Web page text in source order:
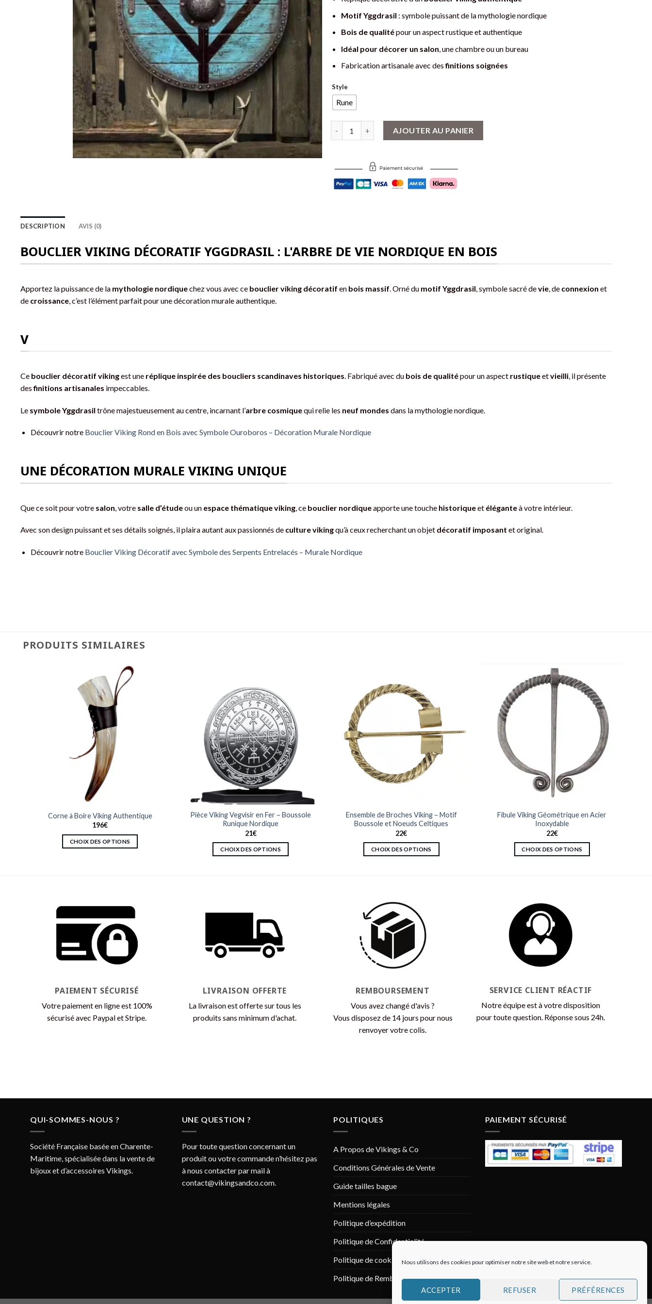
Nous utilisons des cookies pour optimiser notre site web et notre service.
ACCEPTER REFUSER PRÉFÉRENCES
Motif Yggdrasil : symbole puissant de la mythologie nordique
Bois de qualitépour un aspect rustique et authentique
Idéal pour décorer un salon , une chambre ou un bureau
Fabrication artisanale avec desfinitions soignées
Style
Rune
AJOUTER AU PANIER
DESCRIPTION AVIS (0)
BOUCLIER VIKING DÉCORATIF YGGDRASIL : L'ARBRE DE VIE NORDIQUE EN BOIS
Apportez la puissance de la mythologie nordiquechez vous avec ce bouclier viking décoratif en bois massif . Orné du motif Yggdrasil , symbole sacré devie , de connexion et
de croissance , c’est l’élément parfait pour une décoration murale authentique.
V
Ce bouclier décoratif vikingest une réplique inspirée des boucliers scandinaves historiques. Fabriqué avec du bois de qualitépour un aspect rustiqueetvieilli, il présente
desfinitions artisanales impeccables.
Le symbole Yggdrasil trône majestueusement au centre, incarnant l’arbre cosmiquequi relie les neuf mondes dans la mythologie nordique.
Découvrir notre Bouclier Viking Rond en Bois avec Symbole Ouroboros – Décoration Murale Nordique
UNE DÉCORATION MURALE VIKING UNIQUE
Que ce soit pour votre salon , votre salle d’étudeou un espace thématique viking , ce bouclier nordiqueapporte une touche historiqueet éléganteà votre intérieur.
Avec son design puissant et ses détails soignés, il plaira autant aux passionnés de culture vikingqu’à ceux recherchant un objet décoratif imposant et original.
Découvrir notre Bouclier Viking Décoratif avec Symbole des Serpents Entrelacés – Murale Nordique
PRODUITS SIMILAIRES
Corne à Boire Viking Authentique
196€
CHOIX DES OPTIONS
options
peuvent
être
choisies
sur
page
produit
Pièce Viking Vegvisir en Fer – Boussole
Runique Nordique
21€
CHOIX DES OPTIONS
options
peuvent
être
page
du
produit
Ensemble de Broches Viking – Motif
Boussole et Noeuds Celtiques
22€
CHOIX DES OPTIONS
variations.
Les
options
peuvent
être
choisies
page
du
produit
Fibule Viking Géométrique en Acier
Inoxydable
22€
CHOIX DES OPTIONS
variations.
Les
options
peuvent
être
choisies
page
du
produit
PAIEMENT SÉCURISÉ
Votre paiement en ligne est 100%
sécurisé avec Paypal et Stripe.
LIVRAISON OFFERTE
La livraison est offerte sur tous les
produits sans minimum d'achat.
REMBOURSEMENT
Vous avez changé d'avis ?
Vous disposez de 14 jours pour nous
renvoyer votre colis.
SERVICE CLIENT RÉACTIF
Notre équipe est à votre disposition
pour toute question. Réponse sous 24h.
QUI-SOMMES-NOUS ?
Société Française basée en Charente-
Maritime, spécialisée dans la vente de
bijoux et d’accessoires Vikings.
UNE QUESTION ?
Pour toute question concernant un
produit ou votre commande n’hésitez pas
à nous contacter par mail à
contact@vikingsandco.com.
POLITIQUES
A Propos de Vikings & Co
Conditions Générales de Vente
Guide tailles bague
Mentions légales
Politique d’expédition
Politique de Confidentialité
Politique de cookies (UE)
Politique de Remboursement
PAIEMENT SÉCURISÉ